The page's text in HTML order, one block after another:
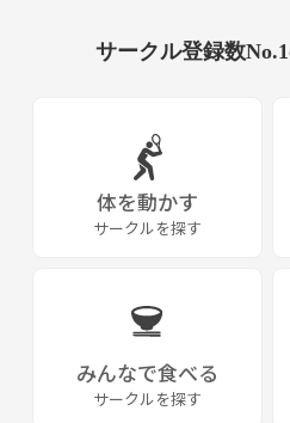
サークル登録数
体を動かす
サークルを探す
みんなで食べる
サークルを探す